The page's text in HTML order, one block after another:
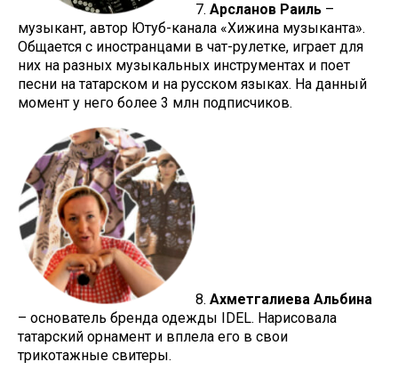
7. Арсланов Раиль –
музыкант, автор Ютуб-канала «Хижина музыканта».
Общается с иностранцами в чат-рулетке, играет для
них на разных музыкальных инструментах и поет
песни на татарском и на русском языках. На данный
момент у него более 3 млн подписчиков.
8. Ахметгалиева Альбина
– основатель бренда одежды IDEL. Нарисовала
татарский орнамент и вплела его в свои
трикотажные свитеры.